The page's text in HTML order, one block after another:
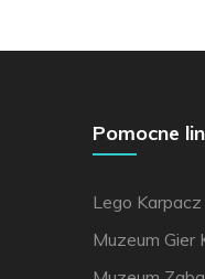
Pomocne
Lego Karpacz
Muzeum Gier